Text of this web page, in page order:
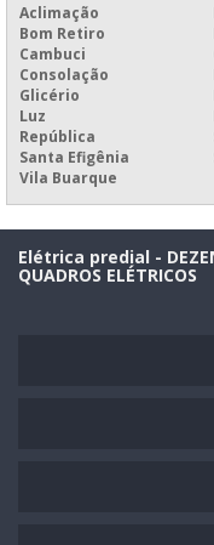
PAINEL DE CONTROLE
PAINEL DE CONTROLE IHM
PAINEL DE CONTROLE PARA
PAINEL DE CONTROLE
PAINEL DE CONTROLE PLC
PAINEL DE DIAS SEM
PAINEL DE DISTRIBUIÇÃO
PAINEL DE DISTRIBUIÇÃO
Aclimação
Bom Retiro
Cambuci
Consolação
Glicério
Luz
República
Santa Efigênia
Vila Buarque
Elétrica predial -
QUADROS ELÉTRICOS